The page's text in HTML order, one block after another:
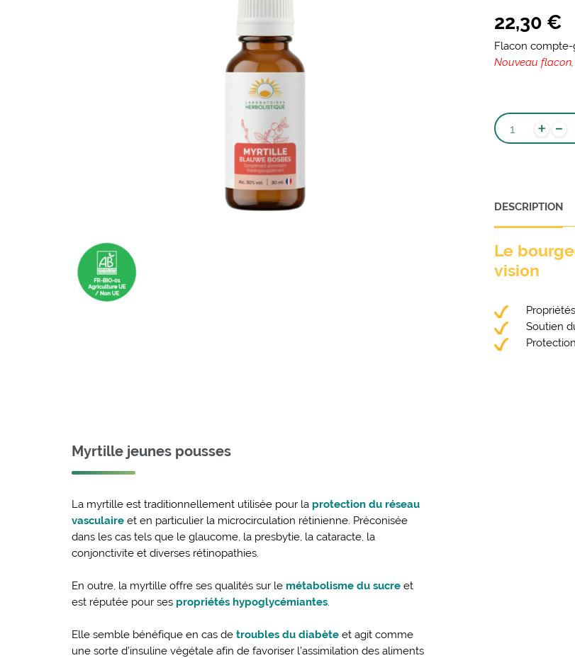
22,30 €
Flacon
Nouveau
QUANTITÉ
DE
+ -
DESCRIPTION
Le
vision
Soutien
Myrtille jeunes pousses
La myrtille est traditionnellement utilisée pour la protection du réseau
vasculaireet en particulier la microcirculation rétinienne. Préconisée
dans les cas tels que le glaucome, la presbytie, la cataracte, la
conjonctivite et diverses rétinopathies.
En outre, la myrtille offre ses qualités sur le métabolisme du sucreet
est réputée pour ses propriétés hypoglycémiantes.
Elle semble bénéfique en cas de troubles du diabèteet agit comme
une sorte d’insuline végétale afin de favoriser l’assimilation des aliments